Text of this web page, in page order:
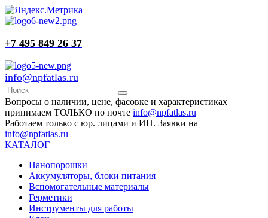
+7 495 849 26 37
info@npfatlas.ru
Вопросы о наличии, цене, фасовке и характеристиках
принимаем ТОЛЬКО по почте info@npfatlas.ru
Работаем только с юр. лицами и ИП. Заявки на
info@npfatlas.ru
КАТАЛОГ
Нанопорошки
Аккумуляторы, блоки питания
Вспомогательные материалы
Герметики
Инструменты для работы